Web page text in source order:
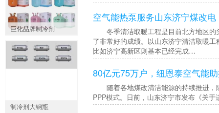
空气能热泵服务山东济宁煤改
冬季清洁取暖工程是目前北方地区的
了非常好的成绩。以山东济宁清洁取暖
比如济宁高新区则基本已经完成…
80亿元75万户，纽恩泰空气能
随着各地煤改清洁能源的持续推进，
PPP模式。日前，山东济宁市发布《
巨化品牌制冷剂
制冷剂大钢瓶